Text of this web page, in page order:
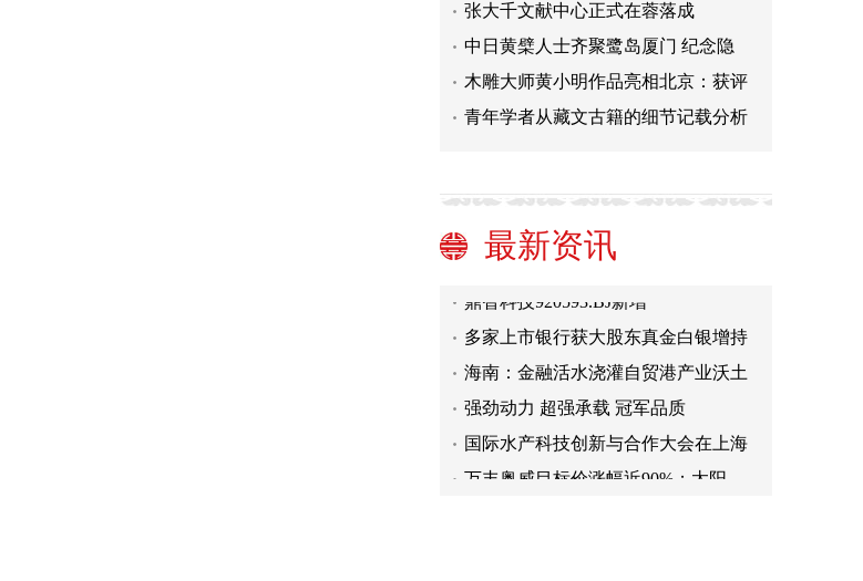
张大千文献中心正式在蓉落成
中日黄檗人士齐聚鹭岛厦门 纪念隐
木雕大师黄小明作品亮相北京：获评
青年学者从藏文古籍的细节记载分析
最新资讯
国资央企“要多用、善用资本市场”